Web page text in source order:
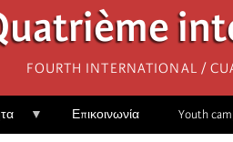
Fourth International /
Επικοινωνία Youth